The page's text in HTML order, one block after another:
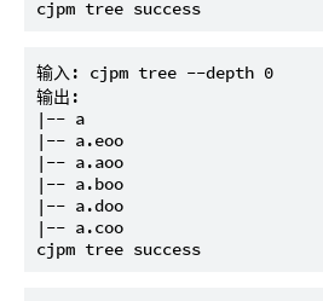
输入: cjpm tree --depth 0
输出:
|-- a
|-- a.eoo
|-- a.aoo
|-- a.boo
|-- a.doo
|-- a.coo